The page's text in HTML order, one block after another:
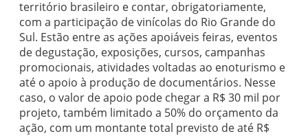
território brasileiro e contar, obrigatoriamente,
com a participação de vinícolas do Rio Grande do
Sul. Estão entre as ações apoiáveis feiras, eventos
de degustação, exposições, cursos, campanhas
promocionais, atividades voltadas ao enoturismo e
até o apoio à produção de documentários. Nesse
caso, o valor de apoio pode chegar a R$ 30 mil por
projeto, também limitado a 50% do orçamento da
ação, com um montante total previsto de até R$